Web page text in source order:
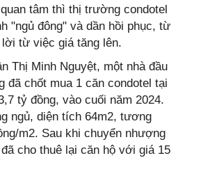
tâm thì thị trường condotel
"ngủ đông" và dần hồi phục, từ
từ việc giá tăng lên.
Thị Minh Nguyệt, một nhà đầu
đã chốt mua 1 căn condotel tại
tỷ đồng, vào cuối năm 2024.
ngủ, diện tích 64m2, tương
m2. Sau khi chuyển nhượng
cho thuê lại căn hộ với giá 15